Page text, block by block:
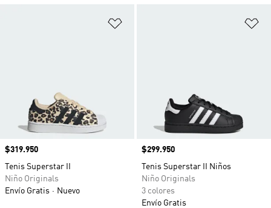
Precio
$319.950
Tenis Superstar II
Niño Originals
Envío Gratis
Nuevo
Precio
$299.950
Tenis Superstar II Niños
Niño Originals
3 colores
Envío Gratis